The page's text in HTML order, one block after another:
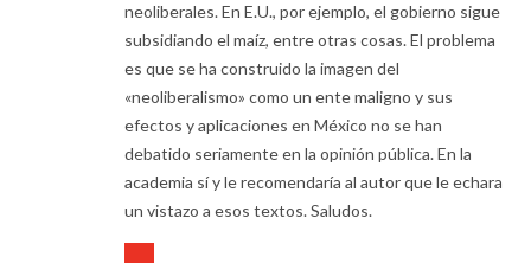
neoliberales. En E.U., por ejemplo, el gobierno sigue
subsidiando el maíz, entre otras cosas. El problema
es que se ha construido la imagen del
«neoliberalismo» como un ente maligno y sus
efectos y aplicaciones en México no se han
debatido seriamente en la opinión pública. En la
academia sí y le recomendaría al autor que le echara
un vistazo a esos textos. Saludos.